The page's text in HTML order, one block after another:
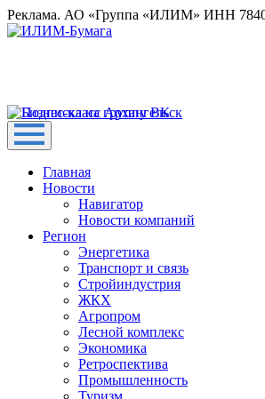
Реклама. АО «Группа «ИЛИМ» ИНН
Главная
Новости
Навигатор
Новости компаний
Регион
Энергетика
Транспорт и связь
Стройиндустрия
ЖКХ
Агропром
Лесной комплекс
Экономика
Ретроспектива
Промышленность
Туризм